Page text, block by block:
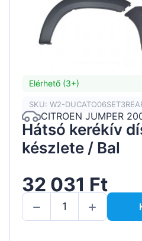
Elérhető (3+)
SKU: W2-
CITROEN JUMPER
Hátsó kerékív
készlete / Bal
32 031 Ft